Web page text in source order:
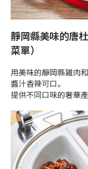
靜岡縣美味的唐
菜單）
用美味的靜岡縣雞肉
醬汁香辣可口。
提供不同口味的奢華產